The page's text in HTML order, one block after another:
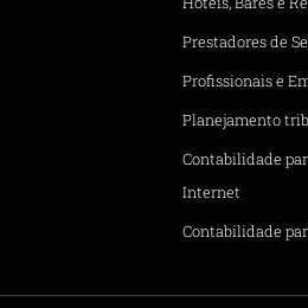
Prestadores de
Profissionais e
Planejamento
Contabilidade
Internet
Contabilidade